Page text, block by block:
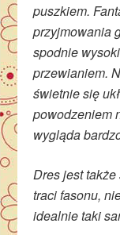
puszkiem.
przyjmowania
spodnie
przewianiem.
świetnie się
powodzeniem
wygląda
Dres jest
traci fasonu,
idealnie taki